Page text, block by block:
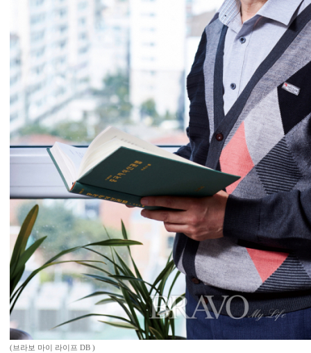
(브라보 마이 라이프 DB )